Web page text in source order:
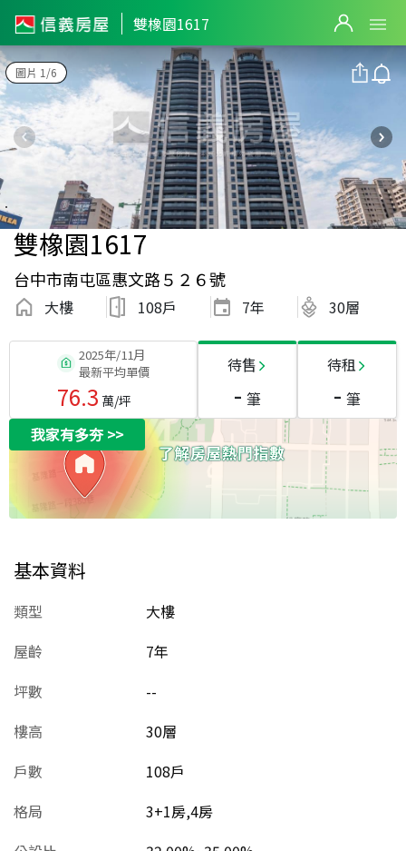
雙橡園1617
圖片 1/6
雙橡園1617
台中市南屯區惠文路５２６號
大樓 108戶 7年 30層
2025年/11月
最新平均單價
76.3 萬/坪
待售
- 筆
待租
- 筆
我家有多夯>>
基本資料
類型
大樓
屋齡
7年
坪數
--
樓高
30層
戶數
108戶
格局
3+1房,4房